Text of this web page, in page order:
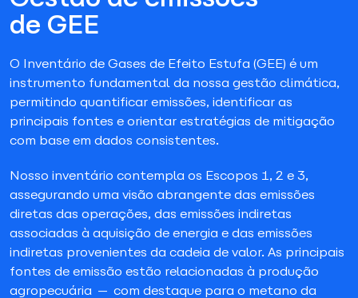
de GEE
O Inventário de Gases de Efeito Estufa (GEE) é um
instrumento fundamental da nossa gestão climática,
permitindo quantificar emissões, identificar as
principais fontes e orientar estratégias de mitigação
com base em dados consistentes.
Nosso inventário contempla os Escopos 1, 2 e 3,
assegurando uma visão abrangente das emissões
diretas das operações, das emissões indiretas
associadas à aquisição de energia e das emissões
indiretas provenientes da cadeia de valor. As principais
fontes de emissão estão relacionadas à produção
agropecuária — com destaque para o metano da